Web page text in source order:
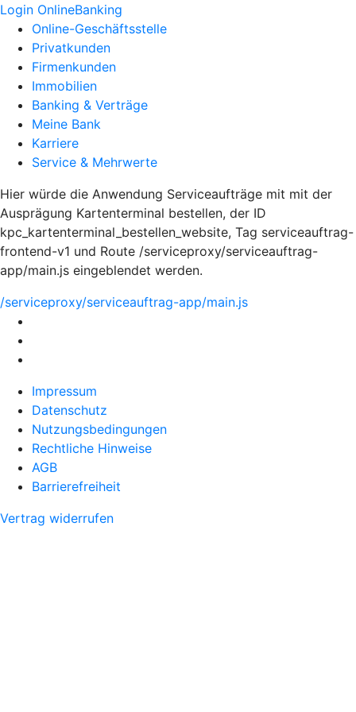
Login OnlineBanking
Online-Geschäftsstelle
Privatkunden
Firmenkunden
Immobilien
Banking & Verträge
Meine Bank
Karriere
Service & Mehrwerte
Hier würde die Anwendung Serviceaufträge mit mit der
Ausprägung Kartenterminal bestellen, der ID
kpc_kartenterminal_bestellen_website, Tag serviceauftrag-
frontend-v1 und Route /serviceproxy/serviceauftrag-
app/main.js eingeblendet werden.
/serviceproxy/serviceauftrag-app/main.js
Impressum
Datenschutz
Nutzungsbedingungen
Rechtliche Hinweise
AGB
Barrierefreiheit
Vertrag widerrufen